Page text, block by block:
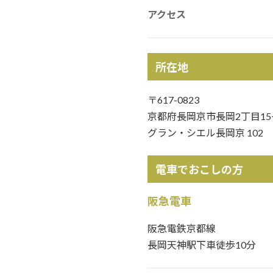
アクセス
所在地
〒617-0823
京都府長岡京市長岡2丁目
グラン・シエル長岡京 102
電車でおこしの方
阪急電車
阪急電鉄京都線
長岡天神駅下車徒歩10分